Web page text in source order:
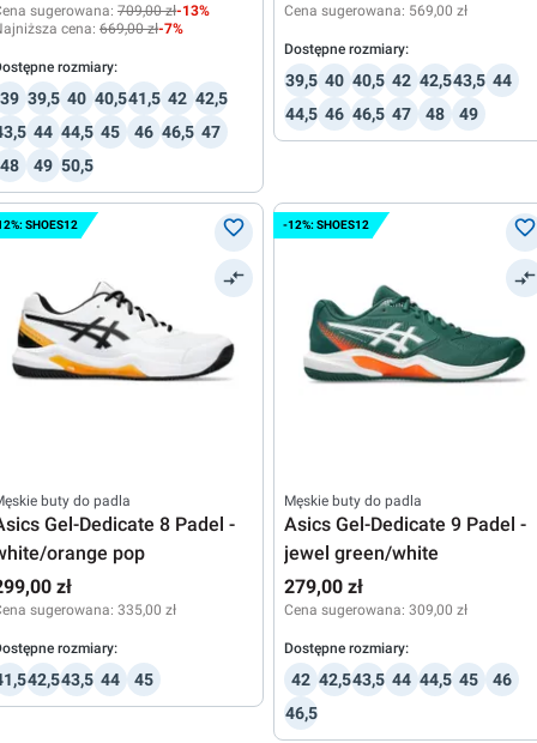
sugerowana: 709,00 zł-13%
cena: 669,00 zł-7%
rozmiary:
39 39,5 40 40,541,5 42 42,5
44 44,5 45 46 46,5 47
48
49 50,5
Cena sugerowana: 569,00 zł
Dostępne rozmiary:
39,5 40 40,5 42 42,543,5 44
44,5 46 46,5 47 48 49
SHOES12
buty do padla
Gel-Dedicate 8 Padel -
orange pop
zł
sugerowana: 335,00 zł
rozmiary:
42,543,5 44 45
-12%: SHOES12
Męskie buty do padla
Asics Gel-Dedicate 9 Padel -
jewel green/white
279,00 zł
Cena sugerowana: 309,00 zł
Dostępne rozmiary:
42 42,543,5 44 44,5 45
46
46,5